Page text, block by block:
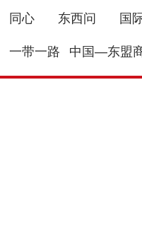
同心 东西问 国
一带一路 中国—东盟